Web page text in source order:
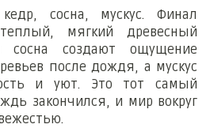
кедр, сосна, мускус. Финал
мягкий древесный
создают ощущение
после дождя, а мускус
и уют. Это тот самый
закончился, и мир вокруг